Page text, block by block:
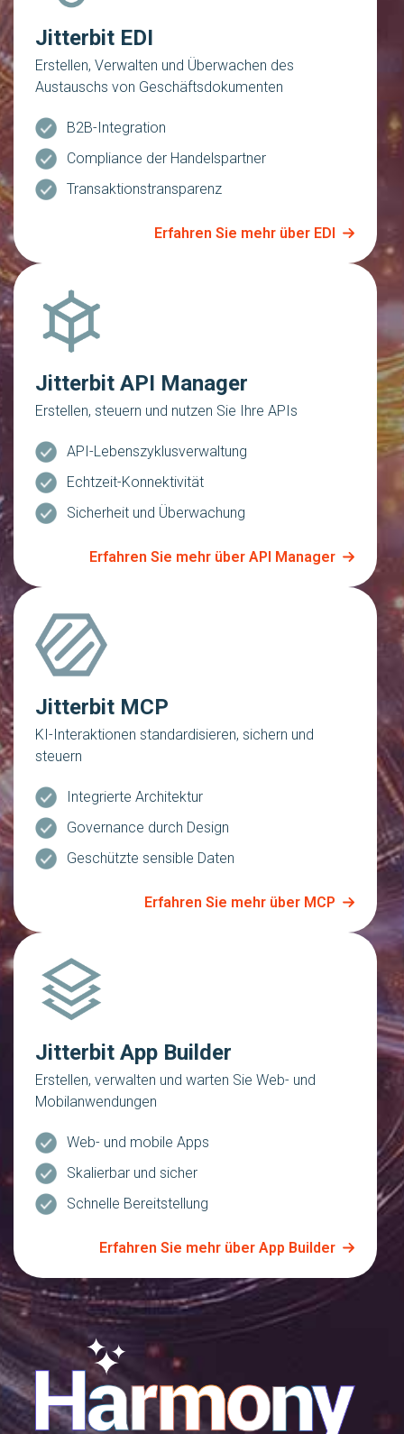
Jitterbit EDI
Erstellen, Verwalten und Überwachen des
Austauschs von Geschäftsdokumenten
B2B-Integration
Compliance der Handelspartner
Transaktionstransparenz
Erfahren Sie mehr über EDI
Jitterbit API Manager
Erstellen, steuern und nutzen Sie Ihre APIs
API-Lebenszyklusverwaltung
Echtzeit-Konnektivität
Sicherheit und Überwachung
Erfahren Sie mehr über API Manager
Jitterbit MCP
KI-Interaktionen standardisieren, sichern und
steuern
Integrierte Architektur
Governance durch Design
Geschützte sensible Daten
Erfahren Sie mehr über MCP
Jitterbit App Builder
Erstellen, verwalten und warten Sie Web- und
Mobilanwendungen
Web- und mobile Apps
Skalierbar und sicher
Schnelle Bereitstellung
Erfahren Sie mehr über App Builder